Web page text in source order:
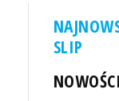
SLIP